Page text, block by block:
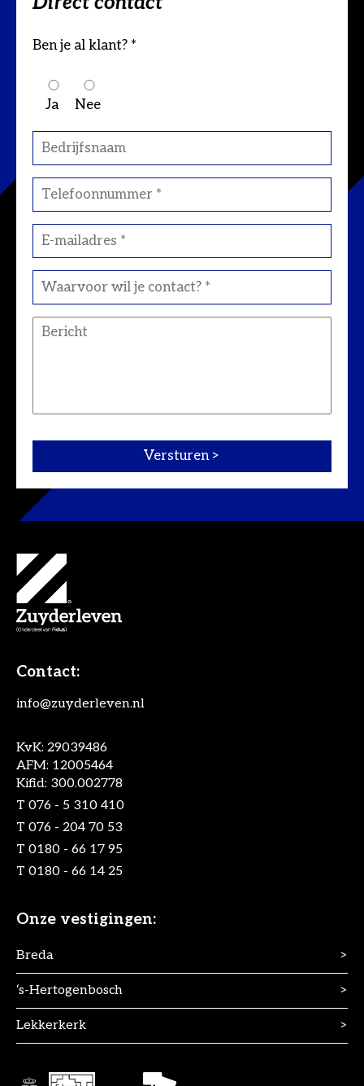
Ben je al klant? *
Ja Nee
Contact:
info@zuyderleven.nl
KvK: 29039486
AFM: 12005464
Kifid: 300.002778
T 076 - 5 310 410
T 076 - 204 70 53
T 0180 - 66 17 95
T 0180 - 66 14 25
Onze vestigingen:
Breda >
‘s-Hertogenbosch >
Lekkerkerk >